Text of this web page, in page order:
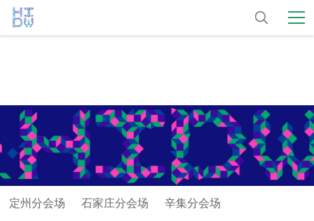
定州分会场 石家庄分会场 辛集分会场